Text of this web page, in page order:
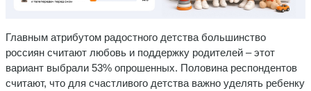
Главным атрибутом радостного детства большинство
россиян считают любовь и поддержку родителей – этот
вариант выбрали 53% опрошенных. Половина респондентов
считают, что для счастливого детства важно уделять ребенку